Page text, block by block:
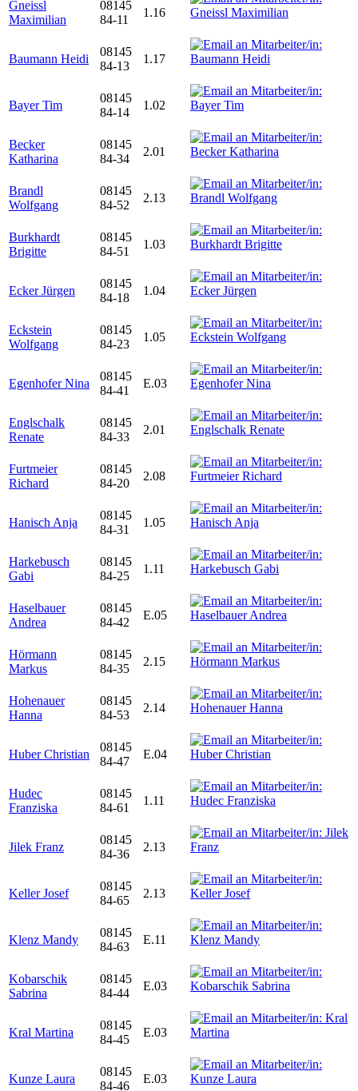
Gneissl
Maximilian
08145
84-11
1.16
Baumann Heidi
08145
84-13
1.17
Bayer Tim
08145
84-14
1.02
Becker
Katharina
08145
84-34
2.01
Brandl
Wolfgang
08145
84-52
2.13
Burkhardt
Brigitte
08145
84-51
1.03
Ecker Jürgen
08145
84-18
1.04
Eckstein
Wolfgang
08145
84-23
1.05
Egenhofer Nina
08145
84-41
E.03
Englschalk
Renate
08145
84-33
2.01
Furtmeier
Richard
08145
84-20
2.08
Hanisch Anja
08145
84-31
1.05
Harkebusch
Gabi
08145
84-25
1.11
Haselbauer
Andrea
08145
84-42
E.05
Hörmann
Markus
08145
84-35
2.15
Hohenauer
Hanna
08145
84-53
2.14
Huber Christian
08145
84-47
E.04
Hudec
Franziska
08145
84-61
1.11
Jilek Franz
08145
84-36
2.13
Keller Josef
08145
84-65
2.13
Klenz Mandy
08145
84-63
E.11
Kobarschik
Sabrina
08145
84-44
E.03
Kral Martina
08145
84-45
E.03
Kunze Laura
08145
84-46
E.03